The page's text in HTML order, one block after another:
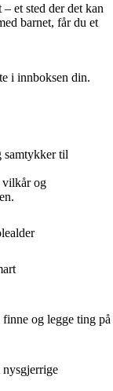
et sted der det kan
barnet, får du et
i innboksen din.
samtykker til
vilkår og
og legge ting på